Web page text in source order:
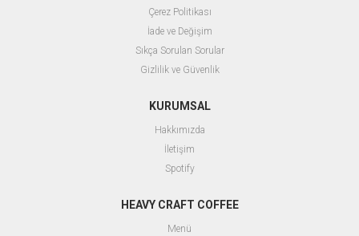
Çerez Politikası
İade ve Değişim
Sıkça Sorulan Sorular
Gizlilik ve Güvenlik
KURUMSAL
Hakkımızda
İletişim
Spotify
HEAVY CRAFT COFFEE
Menü